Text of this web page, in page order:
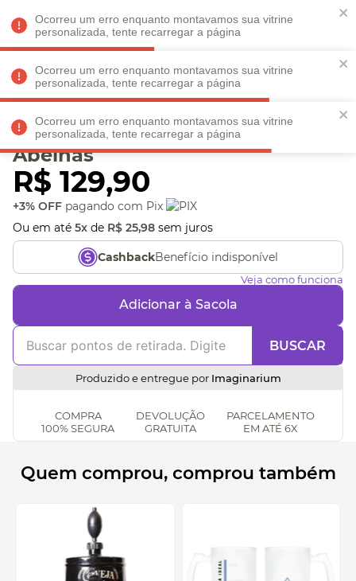
Ocorreu um erro enquanto montavamos sua vitrine
personalizada, tente recarregar a página
Ocorreu um erro enquanto montavamos sua vitrine
personalizada, tente recarregar a página
Ocorreu um erro enquanto montavamos sua vitrine
personalizada, tente recarregar a página
Faltam REGULAMENTO
Veja produtos perto de você! Informe seu CEP
Caneca Com Infusor
Abelhas
R$ 129,90
+3% OFF pagando com Pix
Ou em até 5x de R$ 25,98 sem juros
CashbackBenefício indisponível
Veja como funciona
Adicionar à Sacola
BUSCAR
Produzido e entregue por Imaginarium
COMPRA
100% SEGURA
DEVOLUÇÃO
GRATUITA
PARCELAMENTO
EM ATÉ 6X
Quem comprou, comprou também